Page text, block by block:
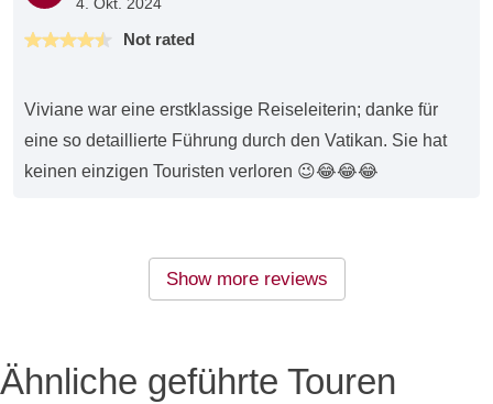
Not rated
Viviane war eine erstklassige Reiseleiterin; danke für
eine so detaillierte Führung durch den Vatikan. Sie hat
keinen einzigen Touristen verloren 😉😂😂😂
Show more reviews
Ähnliche geführte Touren